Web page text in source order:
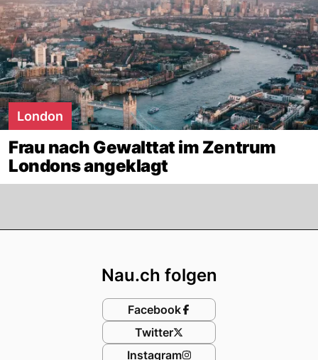
London
Frau nach Gewalttat im Zentrum
Londons angeklagt
Nau.ch folgen
Facebook
Twitter
Instagram